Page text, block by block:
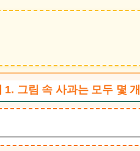
1. 그림 속 사과는 모두 몇